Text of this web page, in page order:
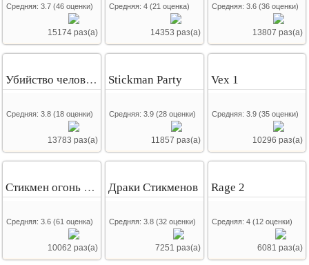
Средняя:3.7 (46 оценки)
15174 раз(а)
Средняя: 4 (21 оценка)
14353 раз(а)
Средняя: 3.6 (36оценки)
13807 раз(а)
Убийство человечков
Средняя:3.8 (18 оценки)
13783 раз(а)
Stickman Party
Средняя: 3.9 (28оценки)
11857 раз(а)
Vex 1
Средняя: 3.9 (35оценки)
10296 раз(а)
Стикмен огонь и вода
Средняя:3.6 (61 оценка)
10062 раз(а)
Драки Стикменов
Средняя: 3.8 (32оценки)
7251 раз(а)
Rage 2
Средняя: 4 (12оценки)
6081 раз(а)